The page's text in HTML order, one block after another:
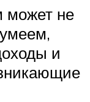
может не
и